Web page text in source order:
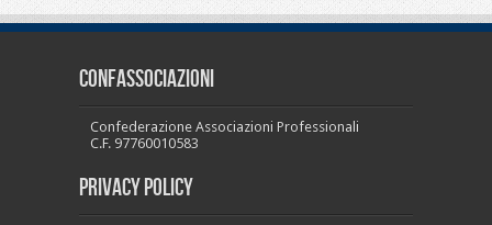
CONFASSOCIAZIONI
Confederazione Associazioni Professionali
C.F. 97760010583
PRIVACY POLICY